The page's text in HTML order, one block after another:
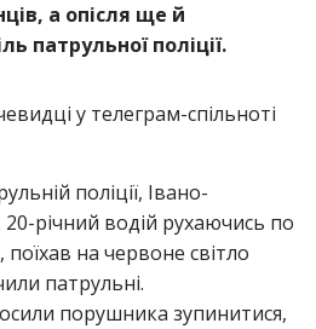
а опісля ще й
патрульної поліції.
у телеграм-спільноті
поліції, Івано-
20-річний водій рухаючись по
на червоне світло
патрульні.
порушника зупинитися,